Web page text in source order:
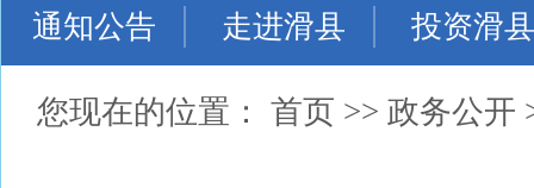
通知公告 走进滑县 投资滑县
您现在的位置： 首页 >> 政务公开